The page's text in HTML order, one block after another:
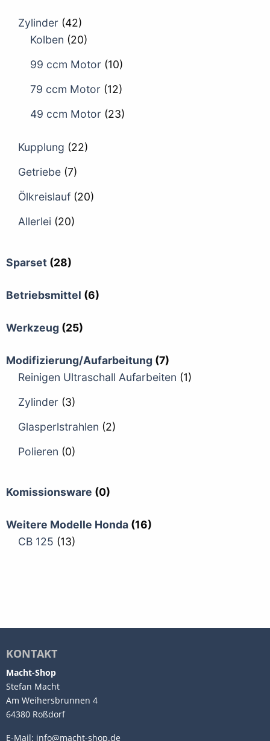
Zylinder (42)
Kolben (20)
99 ccm Motor (10)
79 ccm Motor (12)
49 ccm Motor (23)
Kupplung (22)
Getriebe (7)
Ölkreislauf (20)
Allerlei (20)
Sparset (28)
Betriebsmittel (6)
Werkzeug (25)
Modifizierung/Aufarbeitung (7)
Reinigen Ultraschall Aufarbeiten (1)
Zylinder (3)
Glasperlstrahlen (2)
Polieren (0)
Komissionsware (0)
Weitere Modelle Honda (16)
CB 125 (13)
KONTAKT
Macht-Shop
Stefan Macht
Am Weihersbrunnen 4
64380 Roßdorf
E-Mail: info@macht-shop.de